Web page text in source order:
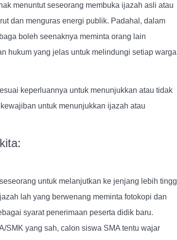
menuntut seseorang membuka ijazah asli atau
dan menguras energi publik. Padahal, dalam
boleh seenaknya meminta orang lain
hukum yang jelas untuk melindungi setiap warga
keperluannya untuk menunjukkan atau tidak
untuk menunjukkan ijazah atau
untuk melanjutkan ke jenjang lebih
lah yang berwenang meminta fotokopi dan
syarat penerimaan peserta didik baru.
SMK yang sah, calon siswa SMA tentu wajar